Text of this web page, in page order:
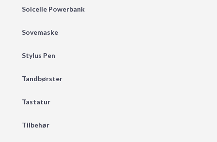
Solcelle Powerbank
Sovemaske
Stylus Pen
Tandbørster
Tastatur
Tilbehør